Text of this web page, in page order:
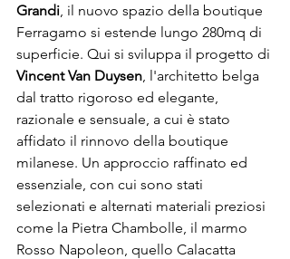
Grandi , il nuovo spazio della boutique
Ferragamo si estende lungo 280mq di
superficie. Qui si sviluppa il progetto di
Vincent Van Duysen , l'architetto belga
dal tratto rigoroso ed elegante,
razionale e sensuale, a cui è stato
affidato il rinnovo della boutique
milanese. Un approccio raffinato ed
essenziale, con cui sono stati
selezionati e alternati materiali preziosi
come la Pietra Chambolle, il marmo
Rosso Napoleon, quello Calacatta